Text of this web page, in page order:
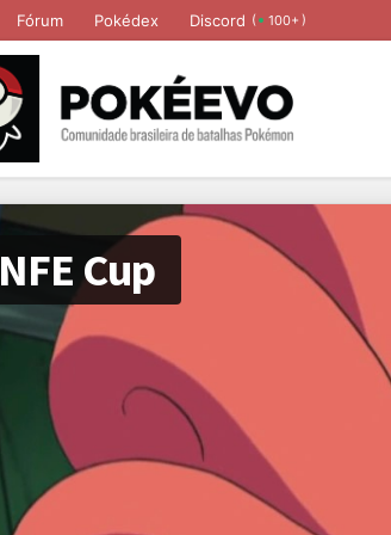
Fórum Pokédex Discord ( 100+ )
NFE Cup